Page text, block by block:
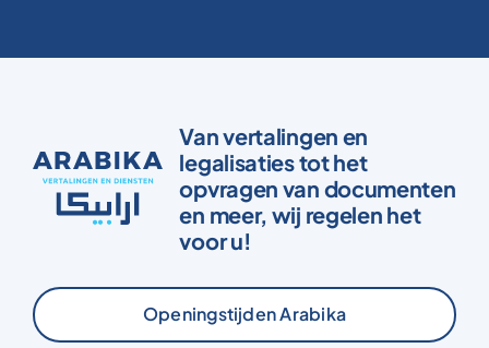
Van vertalingen en
legalisaties tot het
opvragen van documenten
en meer, wij regelen het
voor u!
Openingstijden Arabika